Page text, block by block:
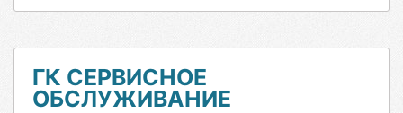
ГК СЕРВИСНОЕ
ОБСЛУЖИВАНИЕ